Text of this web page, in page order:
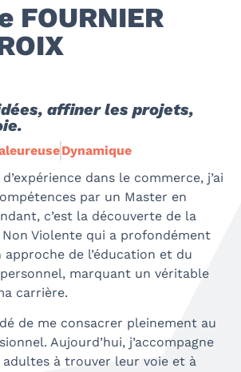
FOURNIER
affiner les projets,
Dynamique
dans le commerce, j’ai
par un Master en
c’est la découverte de la
Violente qui a profondément
de l’éducation et du
marquant un véritable
carrière.
de me consacrer pleinement au
Aujourd’hui, j’accompagne
adultes à trouver leur voie et à